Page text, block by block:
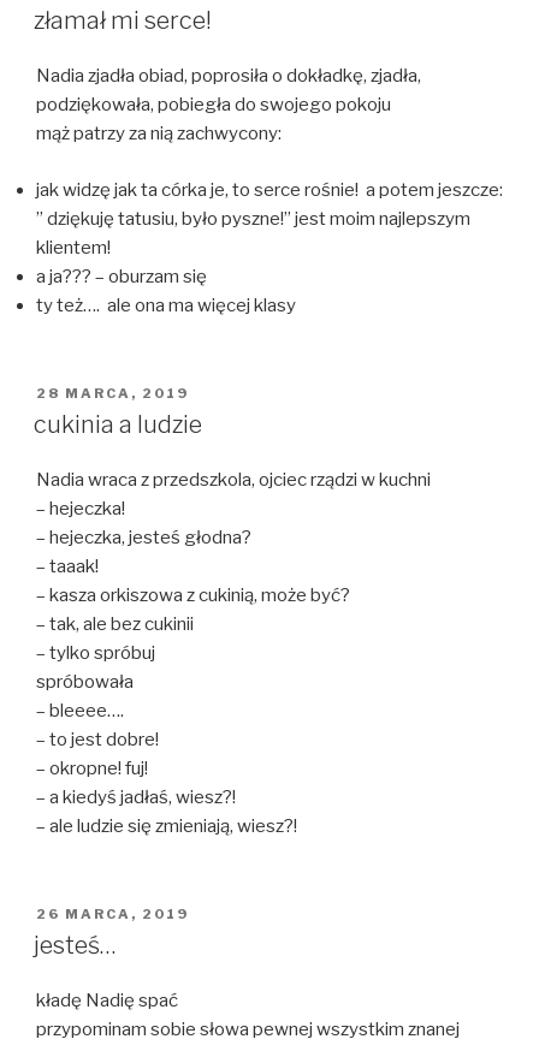
W
złamał mi serce!
Nadia zjadła obiad, poprosiła o dokładkę, zjadła,
podziękowała, pobiegła do swojego pokoju
mąż patrzy za nią zachwycony:
jak widzę jak ta córka je, to serce rośnie! a potem jeszcze:
” dziękuję tatusiu, było pyszne!” jest moim najlepszym
klientem!
a ja??? – oburzam się
ty też…. ale ona ma więcej klasy
OPUBLIKOWANE
28 MARCA, 2019
cukinia a ludzie
Nadia wraca z przedszkola, ojciec rządzi w kuchni
– hejeczka!
– hejeczka, jesteś głodna?
– taaak!
– kasza orkiszowa z cukinią, może być?
– tak, ale bez cukinii
– tylko spróbuj
spróbowała
– bleeee….
– to jest dobre!
– okropne! fuj!
– a kiedyś jadłaś, wiesz?!
– ale ludzie się zmieniają, wiesz?!
OPUBLIKOWANE
W
26 MARCA, 2019
jesteś…
kładę Nadię spać
przypominam sobie słowa pewnej wszystkim znanej